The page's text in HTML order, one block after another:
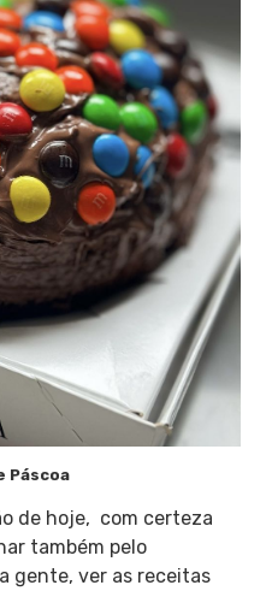
Páscoa
de hoje, com certeza
também pelo
gente, ver as receitas